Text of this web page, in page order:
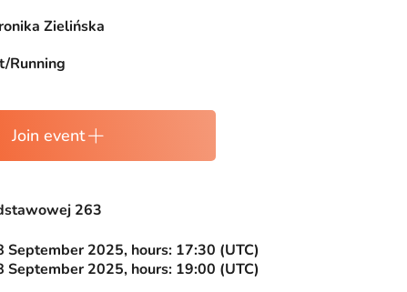
Zielińska
Running
Join event
263
September 2025, hours: 17:30 (UTC)
September 2025, hours: 19:00 (UTC)